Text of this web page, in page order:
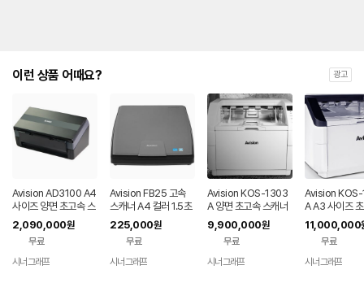
이런 상품 어때요? 광고
Avision AD3100 A4
사이즈 양면 초고속 스
캐너 100ppm/200i
pm
2,090,000원
무료
시너그래프
Avision FB25 고속
스캐너 A4 컬러 1.5초
225,000원
무료
시너그래프
Avision KOS-1303
A 양면 초고속 스캐너
130ppm/260ipm
9,900,000원
무료
시너그래프
Avision
A A3 사이즈
양면 스캐너
m/300ipm
11,000,000
무료
시너그래프